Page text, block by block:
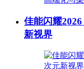
佳能闪耀
新视界